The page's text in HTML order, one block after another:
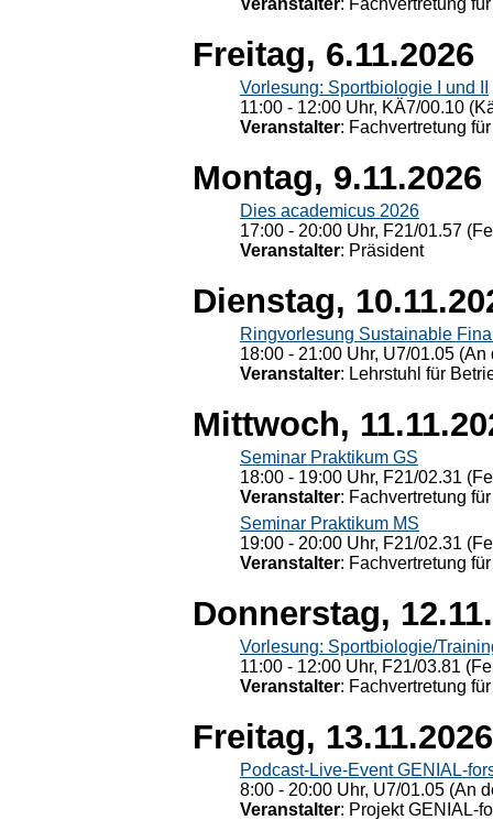
Veranstalter: Fachvertretung
Freitag, 6.11.2026
Vorlesung: Sportbiologie I und II
11:00 - 12:00 Uhr, KÄ7/00.10
Veranstalter: Fachvertretung
Montag, 9.11.2026
Dies academicus 2026
17:00 - 20:00 Uhr, F21/01.57
Veranstalter: Präsident
Dienstag,
Ringvorlesung Sustainable
18:00 - 21:00 Uhr, U7/01.05
Veranstalter: Lehrstuhl für
Mittwoch,
Seminar Praktikum GS
18:00 - 19:00 Uhr, F21/02.31
Veranstalter: Fachvertretung
Seminar Praktikum MS
19:00 - 20:00 Uhr, F21/02.31
Veranstalter: Fachvertretung
Donnerstag,
Vorlesung: Sportbiologie/
11:00 - 12:00 Uhr, F21/03.81
Veranstalter: Fachvertretung
Freitag, 13.11.2026
Podcast-Live-Event GENIAL-
8:00 - 20:00 Uhr, U7/01.05 (An
Veranstalter: Projekt GENIAL-